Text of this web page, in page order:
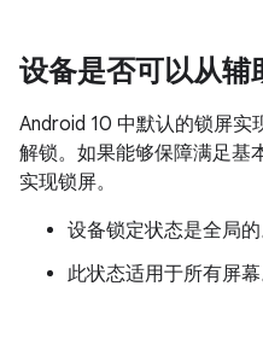
设备是否可以从辅
Android 10 中默认的锁屏实
解锁。如果能够保障满足基
实现锁屏。
设备锁定状态是全局的
此状态适用于所有屏幕